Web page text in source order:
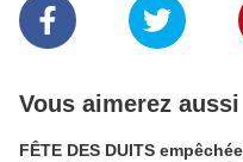
Vous aimerez aussi
FÊTE DES DUITS